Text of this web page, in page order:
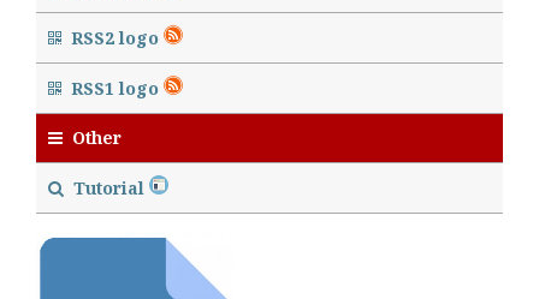
RSS2 logo
RSS1 logo
Other
Tutorial